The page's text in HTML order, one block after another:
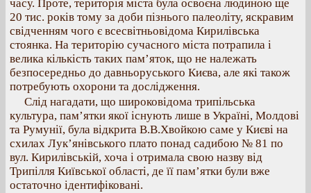
часу. Проте, територія міста була освоєна людиною ще
20 тис. років тому за доби пізнього палеоліту, яскравим
свідченням чого є всесвітньовідома Кирилівська
стоянка. На територію сучасного міста потрапила і
велика кількість таких пам’яток, що не належать
безпосередньо до давньоруського Києва, але які також
потребують охорони та дослідження.
Слід нагадати, що широковідома трипільська
культура, пам’ятки якої існують лише в Україні, Молдові
та Румунії, була відкрита В.В.Хвойкою саме у Києві на
схилах Лук’янівського плато понад садибою № 81 по
вул. Кирилівській, хоча і отримала свою назву від
Трипілля Київської області, де її пам’ятки були вже
остаточно ідентифіковані.